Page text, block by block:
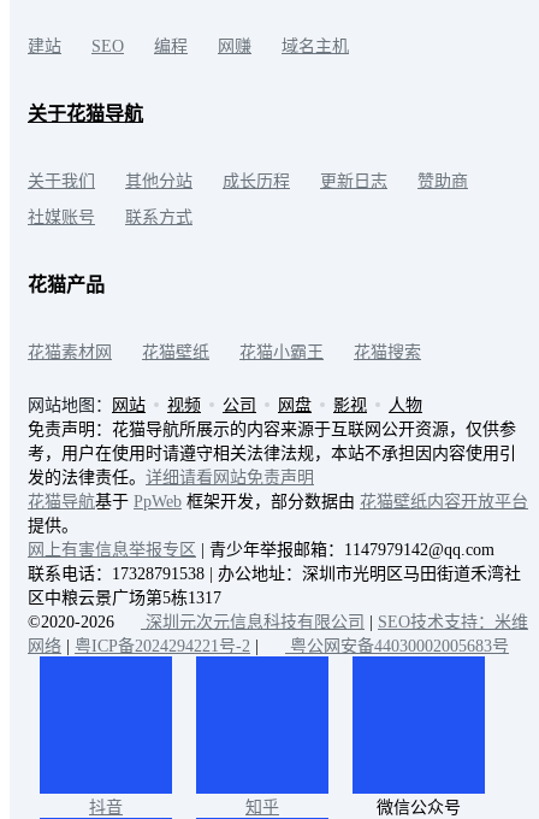
建站 SEO 编程 网赚 域名主机
关于花猫导航
关于我们 其他分站 成长历程 更新日志
赞助商
社媒账号
联系方式
花猫产品
花猫素材网 花猫壁纸 花猫小霸王 花猫搜索
网站地图： 网站 视频 公司 网盘 影视
人物
免责声明：花猫导航所展示的内容来源于互联网公开资源，仅供参
考，用户在使用时请遵守相关法律法规，本站不承担因内容使用引
发的法律责任。 详细请看网站免责声明
花猫导航基于 PpWeb 框架开发，部分数据由 花猫壁纸内容开放平台
提供。
网上有害信息举报专区
| 青少年举报邮箱：1147979142@qq.com
联系电话：17328791538 | 办公地址：深圳市光明区马田街道禾湾社
区中粮云景广场第5栋1317
©2020-2026
深圳元次元信息科技有限公司
SEO技术支持：米维
网络
粤ICP备2024294221号-2 粤公网安备44030002005683号
抖音 知乎 微信公众号